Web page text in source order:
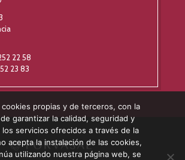
22 58
23 83
cookies propias y de terceros, con la
garantizar la calidad, seguridad y
los servicios ofrecidos a través de la
acepta la instalación de las cookies,
utilizando nuestra página web, se